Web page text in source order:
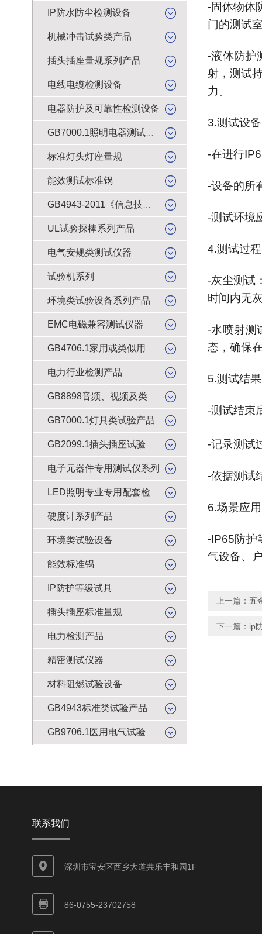
IP防水防尘检测设备
机械冲击试验类产品
插头插座量规系列产品
电线电缆检测设备
电器防护及可靠性检测设备
标准灯头灯座量规
能效测试标准锅
UL试验探棒系列产品
电气安规类测试仪器
试验机系列
环境类试验设备系列产品
EMC电磁兼容测试仪器
电力行业检测产品
GB7000.1灯具类试验产品
电子元器件专用测试仪系列
硬度计系列产品
环境类试验设备
能效标准锅
IP防护等级试具
插头插座标准量规
电力检测产品
精密测试仪器
材料阻燃试验设备
GB4943标准类试验产品
-固体物体
门的测试
-液体防护
射，测试
力。
3.测试设
-在进行
-设备的所
-测试环境
4.测试过程
-灰尘测试
时间内无
-水喷射测
态，确保
5.测试结
-测试结束
-记录测试
-依据测试
6.场景应用
-IP65防护
气设备、
上一篇： 五
下一篇： ip
联系我们
深圳市宝安区西乡大道共乐丰和园1F
86-0755-23702758